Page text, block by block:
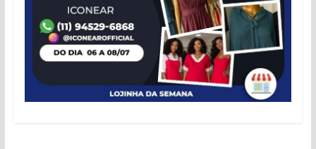
Estado
Paulo